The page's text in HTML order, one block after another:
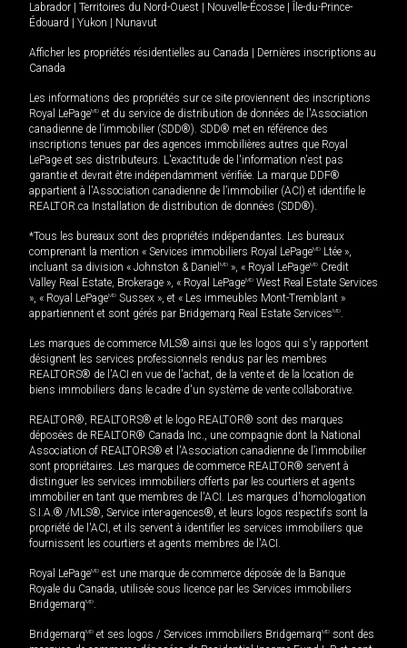
Labrador
Territoires du Nord-Ouest Nouvelle-Écosse
Île-du-Prince-
Édouard
Yukon Nunavut
Afficher les propriétés résidentielles au Canada
Dernières inscriptions au
Canada
Les informations des propriétés sur ce site proviennent des inscriptions
Royal LePageMD et du service de distribution de données de l'Association
canadienne de l’immobilier (SDD®). SDD® met en référence des
inscriptions tenues par des agences immobilières autres que Royal
LePage et ses distributeurs. L'exactitude de l'information n'est pas
garantie et devrait être indépendamment vérifiée. La marque DDF®
appartient à l'Association canadienne de l’immobilier (ACI) et identifie le
REALTOR.ca Installation de distribution de données (SDD®).
*Tous les bureaux sont des propriétés indépendantes. Les bureaux
comprenant la mention « Services immobiliers Royal LePageMD Ltée »,
incluant sa division « Johnston & Daniel MD », « Royal LePageMD Credit
Valley Real Estate, Brokerage », « Royal LePageMD West Real Estate Services
», « Royal LePageMD Sussex », et « Les immeubles Mont-Tremblant »
appartiennent et sont gérés par Bridgemarq Real Estate ServicesMD.
Les marques de commerce MLS® ainsi que les logos qui s'y rapportent
désignent les services professionnels rendus par les membres
REALTORS® de l'ACI en vue de l'achat, de la vente et de la location de
biens immobiliers dans le cadre d'un système de vente collaborative.
REALTOR®, REALTORS® et le logo REALTOR® sont des marques
déposées de REALTOR® Canada Inc., une compagnie dont la National
Association of REALTORS® et l'Association canadienne de l’immobilier
sont propriétaires. Les marques de commerce REALTOR® servent à
distinguer les services immobiliers offerts par les courtiers et agents
immobilier en tant que membres de l'ACI. Les marques d'homologation
S.I.A.® /MLS®, Service inter-agences®, et leurs logos respectifs sont la
propriété de l'ACI, et ils servent à identifier les services immobiliers que
fournissent les courtiers et agents membres de l'ACI.
Royal LePageMD est une marque de commerce déposée de la Banque
Royale du Canada, utilisée sous licence par les Services immobiliers
BridgemarqMD.
BridgemarqMD et ses logos / Services immobiliers BridgemarqMD sont des